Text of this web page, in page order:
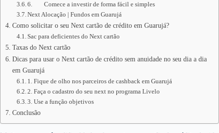
6. Comece a investir de forma fácil e simples
Next Alocação | Fundos em Guarujá
Como solicitar o seu Next cartão de crédito em Guarujá?
Sac para deficientes do Next cartão
Taxas do Next cartão
Dicas para usar o Next cartão de crédito sem anuidade no seu dia a dia
em Guarujá
1. Fique de olho nos parceiros de cashback em Guarujá
2. Faça o cadastro do seu next no programa Livelo
3. Use a função objetivos
Conclusão